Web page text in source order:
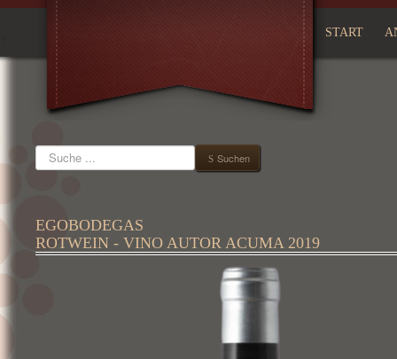
START
Suchen Suchen
EGOBODEGAS
ROTWEIN - VINO AUTOR ACUMA 2019